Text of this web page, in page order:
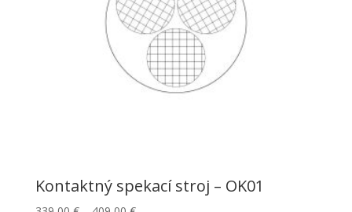
Kontaktný spekací stroj – OK01